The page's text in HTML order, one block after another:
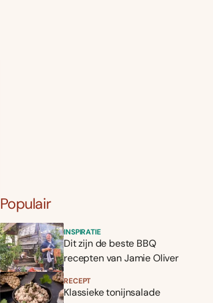
Populair
INSPIRATIE
Dit zijn de beste BBQ
recepten van Jamie Oliver
RECEPT
Klassieke tonijnsalade